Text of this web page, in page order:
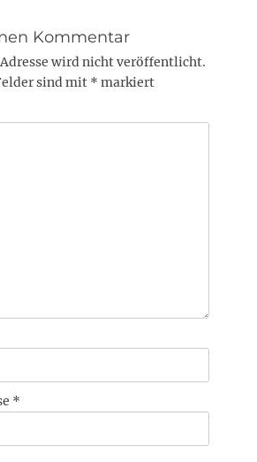
Kommentar
wird nicht veröffentlicht.
sind mit * markiert
*